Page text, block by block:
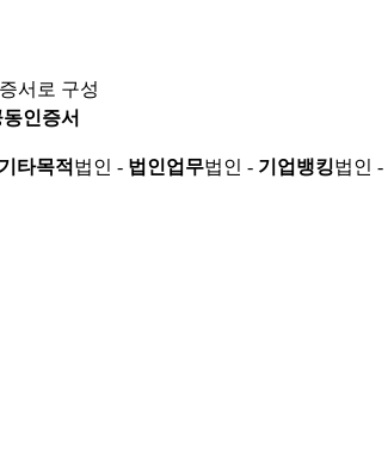
서로 구성
인증서
기타목적 법인 - 법인업무법인 - 기업뱅킹법인 -